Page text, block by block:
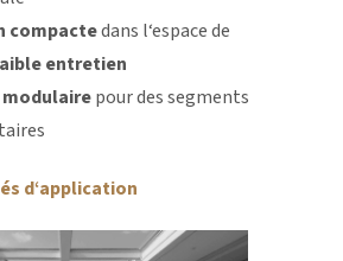
compactedans l‘espace de
entretien
pour des segments
d‘application